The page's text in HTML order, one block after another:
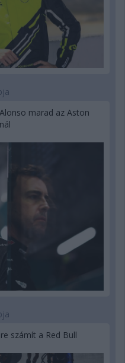
marad az Aston
számít a Red Bull